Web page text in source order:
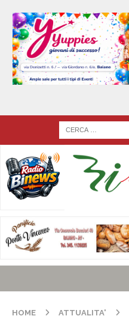
HOME ATTUALITA'